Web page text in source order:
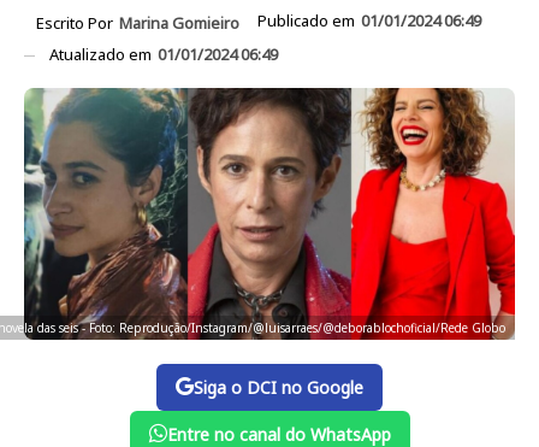
Escrito Por Marina Gomieiro Publicado em 01/01/2024 06:49
Atualizado em 01/01/2024 06:49
das seis - Foto: Reprodução/Instagram/@luisarraes/@deborablochoficial/Rede Globo
Siga o DCI no Google
Entre no canal do WhatsApp